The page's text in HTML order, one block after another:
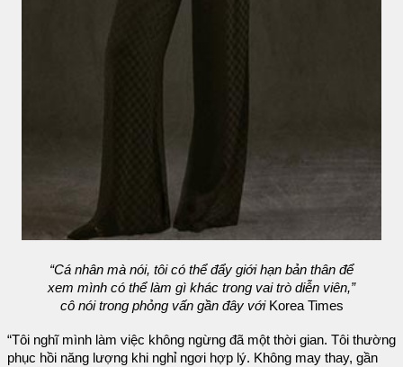
“Cá nhân mà nói, tôi có thể đẩy giới hạn bản thân để
xem mình có thể làm gì khác trong vai trò diễn viên,”
cô nói trong phỏng vấn gần đây với Korea Times
“Tôi nghĩ mình làm việc không ngừng đã một thời gian. Tôi thường
phục hồi năng lượng khi nghỉ ngơi hợp lý. Không may thay, gần